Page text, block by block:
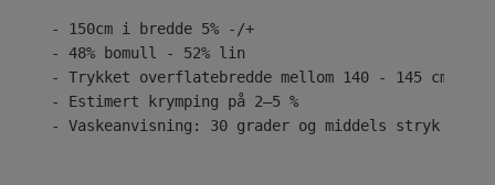
- 150cm i bredde 5% -/+
- 48% bomull - 52% lin
- Trykket overflatebredde mellom 140 - 145 cm
- Estimert krymping på 2–5 %
- Vaskeanvisning: 30 grader og middels stryk